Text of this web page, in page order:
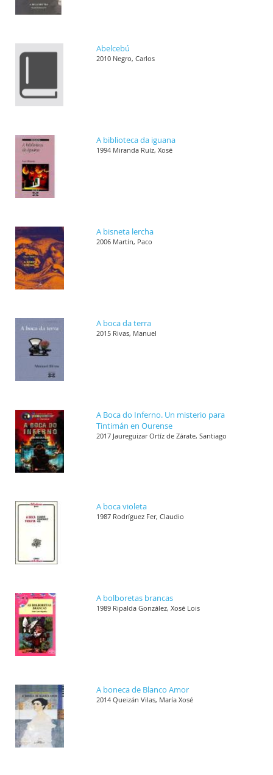
Abelcebú
2010 Negro, Carlos
A biblioteca da iguana
1994 Miranda Ruíz, Xosé
A bisneta lercha
2006 Martín, Paco
A boca da terra
2015 Rivas, Manuel
A Boca do Inferno. Un misterio para
Tintimán en Ourense
2017 Jaureguizar Ortíz de Zárate, Santiago
A boca violeta
1987 Rodríguez Fer, Claudio
A bolboretas brancas
1989 Ripalda González, Xosé Lois
A boneca de Blanco Amor
2014 Queizán Vilas, María Xosé